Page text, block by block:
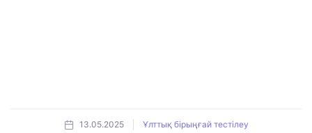
13.05.2025 Ұлттық бірыңғай тестілеу